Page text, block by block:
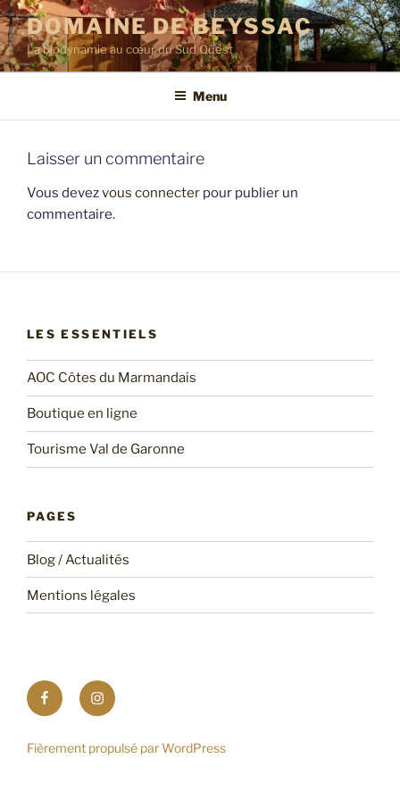
Aller
au
contenu
principal
DOMAINE DE BEYSSAC
La biodynamie au cœur du Sud Ouest
Menu
Laisser un commentaire
Vous devezvous connecter pour publier un
commentaire.
LES ESSENTIELS
AOC Côtes du Marmandais
Boutique en ligne
Tourisme Val de Garonne
PAGES
Blog / Actualités
Mentions légales
Suivez
notre
Facebook
Abonnez
vous
notre
Fièrement propulsé par WordPress